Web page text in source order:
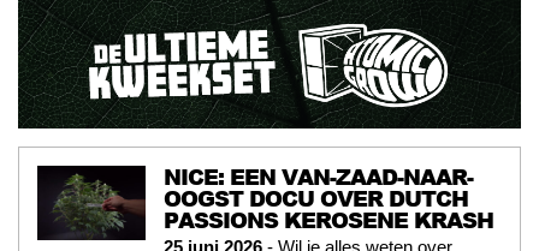
NICE: EEN VAN-ZAAD-NAAR-
OOGST DOCU OVER DUTCH
PASSIONS KEROSENE KRASH
25 juni 2026 - Wil je alles weten over